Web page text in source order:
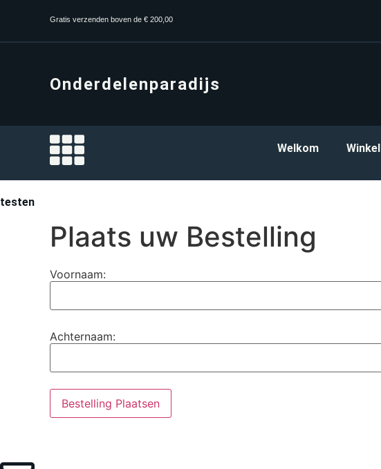
Gratis verzenden boven de € 200,00
Onderdelenparadijs
Welkom Winkel
testen
Plaats uw Bestelling
Voornaam:
Achternaam:
Bestelling Plaatsen